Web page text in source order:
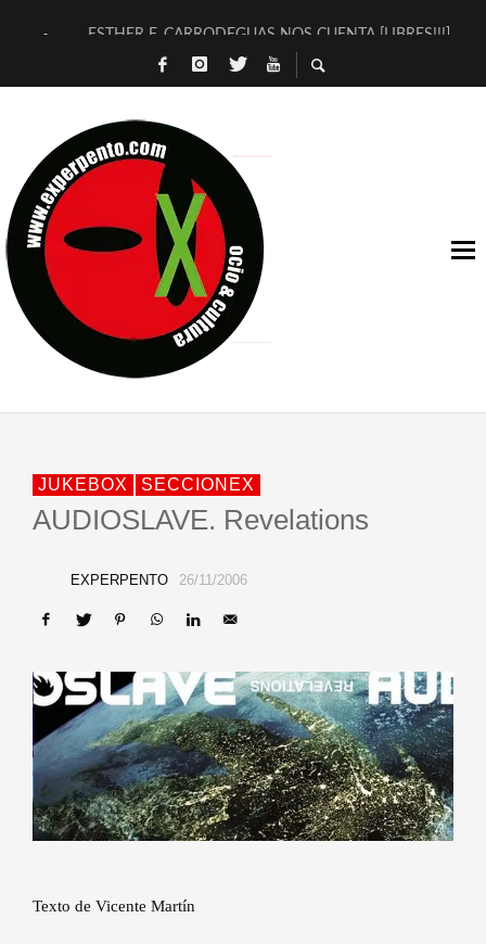
ESTHER F. CARRODEGUAS NOS CUENTA [LIBRES!!!]
[TERRA DE GUAPES] DE SANDRA MONFORT
TIMBRE 4, LA ESCUELA DEL DIRECTOR TEATRAL CLAUDIO
30 AÑOS (NO ES NADA) DE LA KATARSIS DEL TOMATAZO
MILITARES JUDÍAS EN #EXVITA
D’BALDOMEROS REINVENTAN [BITÁCORA 3.0] EN EXVITA
MARSHALL FLASH PRESENTA EN EXVITA [RELATIVA
JOFRE BARDAGÍ EN EXVITA INTERPRETANDO A SERRAT
JUKEBOX SECCIONEX
AUDIOSLAVE. Revelations
EXPERPENTO 26/11/2006
Texto de Vicente Martín